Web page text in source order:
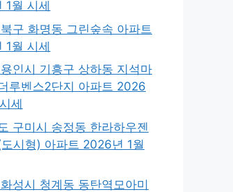
1월 시세
구 화명동 그린숲속 아파트
1월 시세
인시 기흥구 상하동 지석마
루벤스2단지 아파트 2026
세
구미시 송정동 한라하우젠
도시형) 아파트 2026년 1월
성시 청계동 동탄역모아미